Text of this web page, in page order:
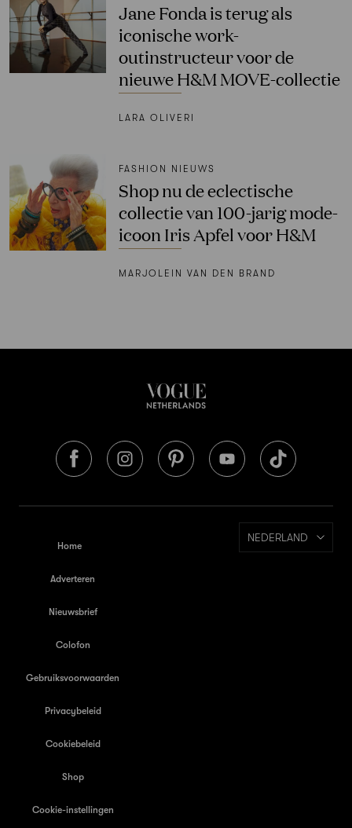
Jane Fonda is terug als
iconische work-
outinstructeur voor de
nieuwe H&M MOVE-collectie
LARA OLIVERI
FASHION NIEUWS
Shop nu de eclectische
collectie van 100-jarig mode-
icoon Iris Apfel voor H&M
MARJOLEIN VAN DEN BRAND
Home
Adverteren
Nieuwsbrief
Colofon
Gebruiksvoorwaarden
Privacybeleid
Cookiebeleid
Shop
Cookie-instellingen
NEDERLAND